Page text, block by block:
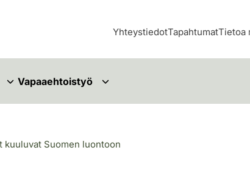
YhteystiedotTapahtumatTietoa
Vapaaehtoistyö
kuuluvat Suomen luontoon